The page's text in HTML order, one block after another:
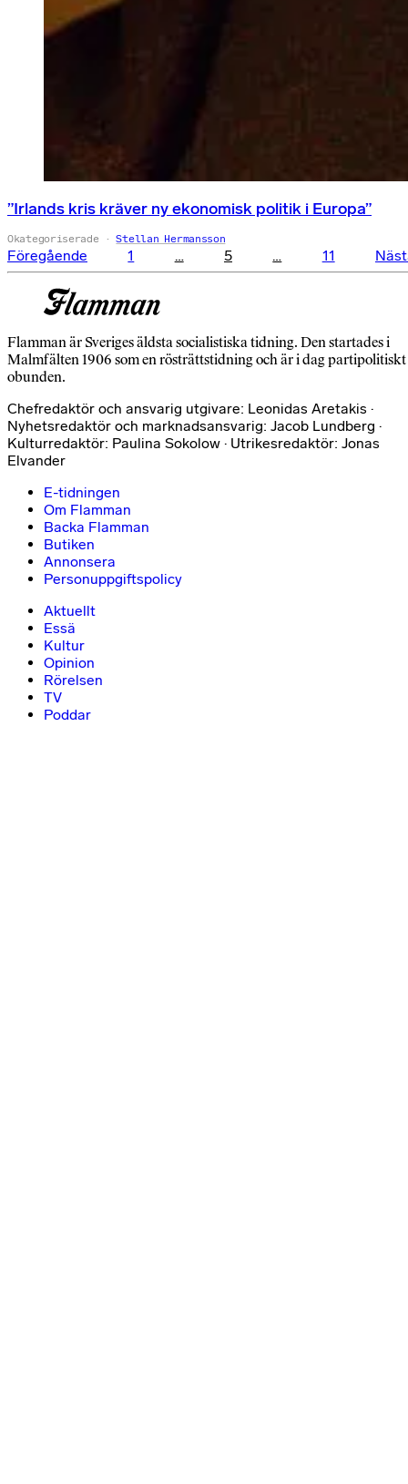
”Irlands kris kräver ny ekonomisk politik i Europa”
Okategoriserade Stellan Hermansson
Sidnumrering
inlägg
Föregående 1 … 5 … 11
Flamman är Sveriges äldsta socialistiska tidning. Den startades i
Malmfälten 1906 som en rösträttstidning och är i dag partipolitiskt
obunden.
Chefredaktör och ansvarig utgivare: Leonidas Aretakis ·
Nyhetsredaktör och marknadsansvarig: Jacob Lundberg ·
Kulturredaktör: Paulina Sokolow · Utrikesredaktör: Jonas
Elvander
E-tidningen
Om Flamman
Backa Flamman
Butiken
Annonsera
Personuppgiftspolicy
Aktuellt
Essä
Kultur
Opinion
Rörelsen
TV
Poddar